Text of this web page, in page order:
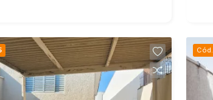
Cód.